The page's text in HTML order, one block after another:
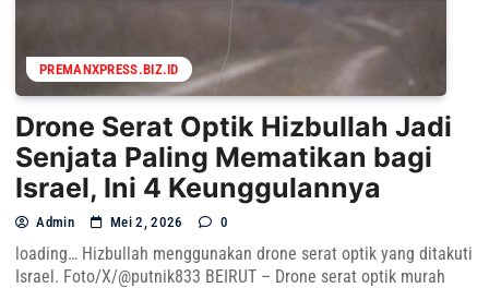
PREMANXPRESS.BIZ.ID
Drone Serat Optik Hizbullah Jadi
Senjata Paling Mematikan bagi
Israel, Ini 4 Keunggulannya
Admin Mei 2, 2026 0
loading… Hizbullah menggunakan drone serat optik yang ditakuti
Israel. Foto/X/@putnik833 BEIRUT – Drone serat optik murah